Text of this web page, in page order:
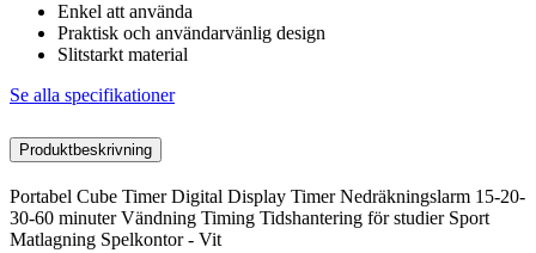
Enkel att använda
Praktisk och användarvänlig design
Slitstarkt material
Se alla specifikationer
Produktbeskrivning
Portabel Cube Timer Digital Display Timer Nedräkningslarm 15-20-
30-60 minuter Vändning Timing Tidshantering för studier Sport
Matlagning Spelkontor - Vit